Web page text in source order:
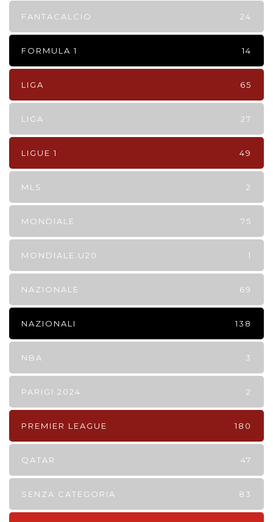
FANTACALCIO 24
FORMULA 1 14
LIGA 65
LIGA 27
LIGUE 1 49
MLS 2
MONDIALE 75
MONDIALE U20 1
NAZIONALE 69
NAZIONALI 138
NBA 3
PARIGI 2024 2
PREMIER LEAGUE 180
QATAR 47
SENZA CATEGORIA 83